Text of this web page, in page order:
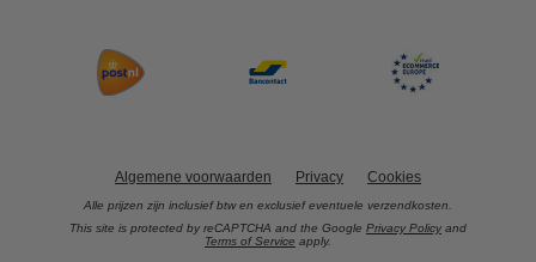
Algemene voorwaarden Privacy Cookies
Alle prijzen zijn inclusief btw en exclusief eventuele verzendkosten.
This site is protected by reCAPTCHA and the Google Privacy Policy and
Terms of Service apply.